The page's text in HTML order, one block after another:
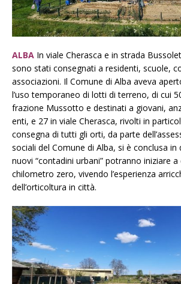
ALBA In viale Cherasca e in strada
sono stati consegnati a residenti, scuole,
associazioni. Il Comune di Alba aveva
l’uso temporaneo di lotti di terreno, di cui
frazione Mussotto e destinati a giovani,
enti, e 27 in viale Cherasca, rivolti in
consegna di tutti gli orti, da parte
sociali del Comune di Alba, si è conclusa in
nuovi “contadini urbani” potranno iniziare
chilometro zero, vivendo l’esperienza
dell’orticoltura in città.